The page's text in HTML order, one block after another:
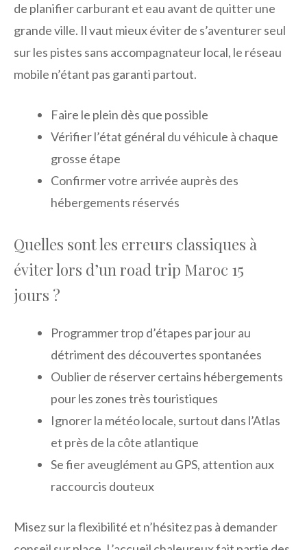
de planifier carburant et eau avant de quitter une
grande ville. Il vaut mieux éviter de s’aventurer seul
sur les pistes sans accompagnateur local, le réseau
mobile n’étant pas garanti partout.
Faire le plein dès que possible
Vérifier l’état général du véhicule à chaque
grosse étape
Confirmer votre arrivée auprès des
hébergements réservés
Quelles sont les erreurs classiques à
éviter lors d’un road trip Maroc 15
jours ?
Programmer trop d’étapes par jour au
détriment des découvertes spontanées
Oublier de réserver certains hébergements
pour les zones très touristiques
Ignorer la météo locale, surtout dans l’Atlas
et près de la côte atlantique
Se fier aveuglément au GPS, attention aux
raccourcis douteux
Misez sur la flexibilité et n’hésitez pas à demander